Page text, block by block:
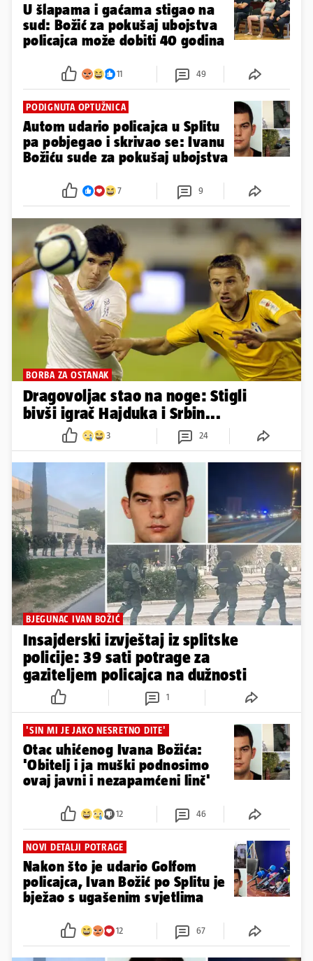
U šlapama i gaćama stigao na
sud: Božić za pokušaj ubojstva
policajca može dobiti 40 godina
11 49
PODIGNUTA OPTUŽNICA
Autom udario policajca u Splitu
pa pobjegao i skrivao se: Ivanu
Božiću sude za pokušaj ubojstva
7 9
BORBA ZA OSTANAK
Dragovoljac stao na noge: Stigli
bivši igrač Hajduka i Srbin...
3 24
BJEGUNAC IVAN BOŽIĆ
Insajderski izvještaj iz splitske
policije: 39 sati potrage za
gaziteljem policajca na dužnosti
1
'SIN MI JE JAKO NESRETNO DITE'
Otac uhićenog Ivana Božića:
'Obitelj i ja muški podnosimo
ovaj javni i nezapamćeni linč'
12 46
NOVI DETALJI POTRAGE
Nakon što je udario Golfom
policajca, Ivan Božić po Splitu je
bježao s ugašenim svjetlima
12 67